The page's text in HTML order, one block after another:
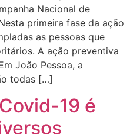
Nacional de
primeira fase da ação
as pessoas que
A ação preventiva
João Pessoa, a
todas […]
19 é